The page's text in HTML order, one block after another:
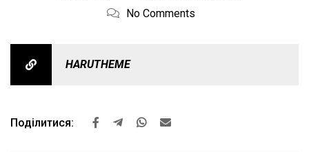
No Comments
HARUTHEME
Поділитися: